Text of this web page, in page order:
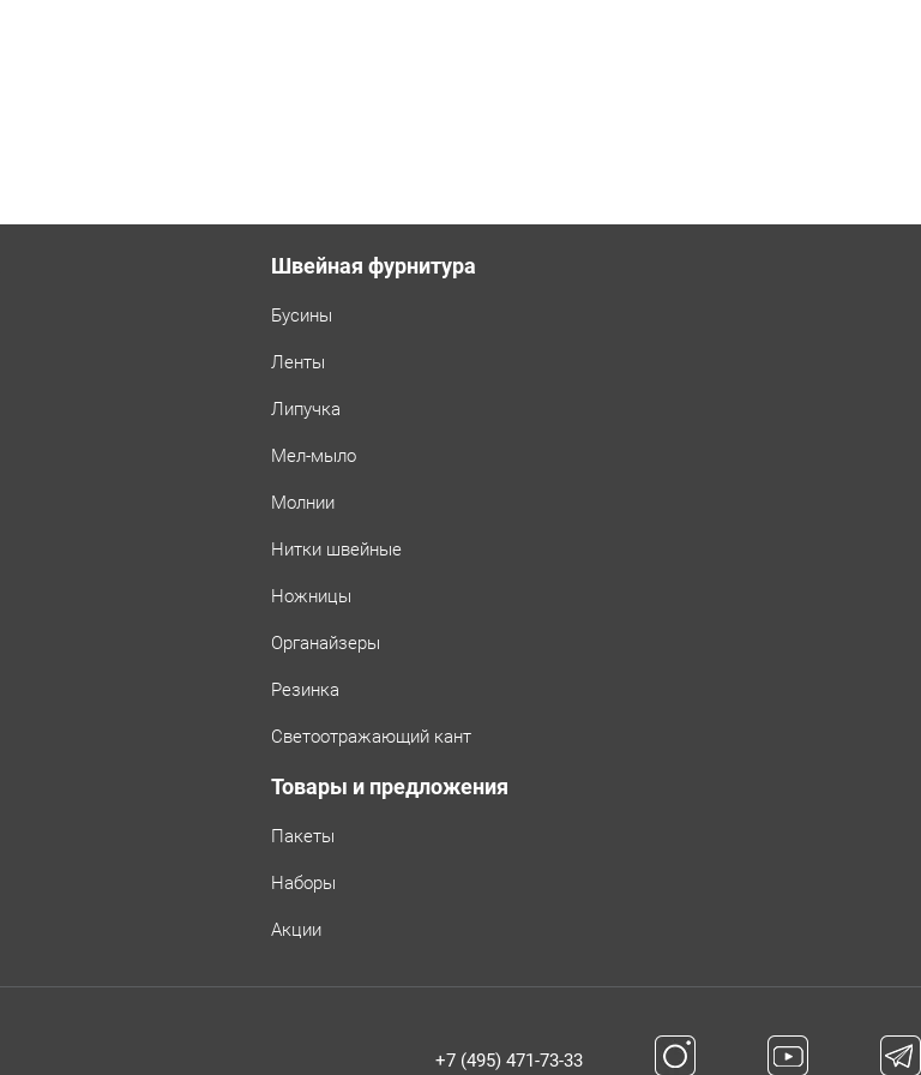
Швейная фурнитура
Бусины
Ленты
Липучка
Мел-мыло
Молнии
Нитки швейные
Ножницы
Органайзеры
Резинка
Светоотражающий кант
Товары и предложения
Пакеты
Наборы
Акции
+7 (495) 471-73-33